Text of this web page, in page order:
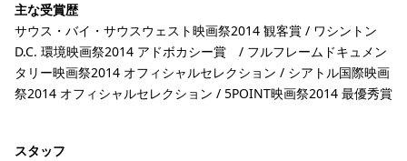
主な受賞歴
サウス・バイ・サウスウェスト映画祭2014 観客賞 / ワシントン
D.C. 環境映画祭2014 アドボカシー賞 / フルフレームドキュメン
タリー映画祭2014 オフィシャルセレクション / シアトル国際映画
祭2014 オフィシャルセレクション / 5POINT映画祭2014 最優秀賞
スタッフ